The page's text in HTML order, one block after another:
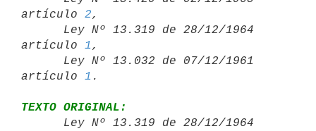
artículo 2,
artículo 1 ,
artículo 1
TEXTO ORIGINAL: